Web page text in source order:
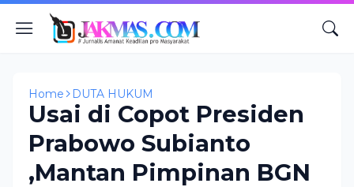
Home DUTA HUKUM
Usai di Copot Presiden
Prabowo Subianto
,Mantan Pimpinan BGN